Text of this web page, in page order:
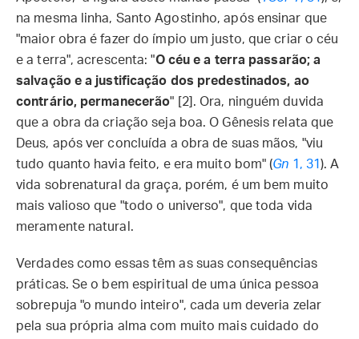
na mesma linha, Santo Agostinho, após ensinar que
"maior obra é fazer do ímpio um justo, que criar o céu
e a terra", acrescenta: "O céu e a terra passarão; a
salvação e a justificação dos predestinados, ao
contrário, permanecerão" [2]. Ora, ninguém duvida
que a obra da criação seja boa. O Gênesis relata que
Deus, após ver concluída a obra de suas mãos, "viu
tudo quanto havia feito, e era muito bom" (Gn 1, 31). A
vida sobrenatural da graça, porém, é um bem muito
mais valioso que "todo o universo", que toda vida
meramente natural.
Verdades como essas têm as suas consequências
práticas. Se o bem espiritual de uma única pessoa
sobrepuja "o mundo inteiro", cada um deveria zelar
pela sua própria alma com muito mais cuidado do